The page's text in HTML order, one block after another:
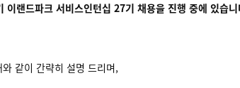
이랜드파크 서비스인턴십 27기 채용을 진행 중에 있습
같이 간략히 설명 드리며,